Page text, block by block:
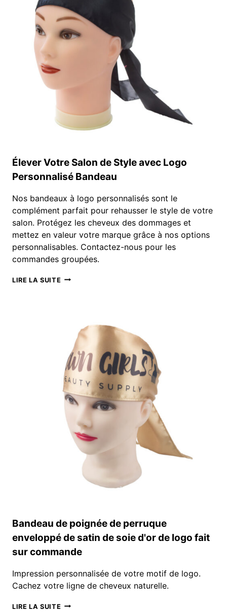
Élever Votre Salon de Style avec Logo
Personnalisé Bandeau
Nos bandeaux à logo personnalisés sont le
complément parfait pour rehausser le style de votre
salon. Protégez les cheveux des dommages et
mettez en valeur votre marque grâce à nos options
personnalisables. Contactez-nous pour les
commandes groupées.
LIRE LA SUITE ÉLEVER
LOGO
PERSONNALISÉ
BANDEAU
Bandeau de poignée de perruque
enveloppé de satin de soie d'or de logo fait
sur commande
Impression personnalisée de votre motif de logo.
Cachez votre ligne de cheveux naturelle.
LIRE LA SUITE BANDEAU